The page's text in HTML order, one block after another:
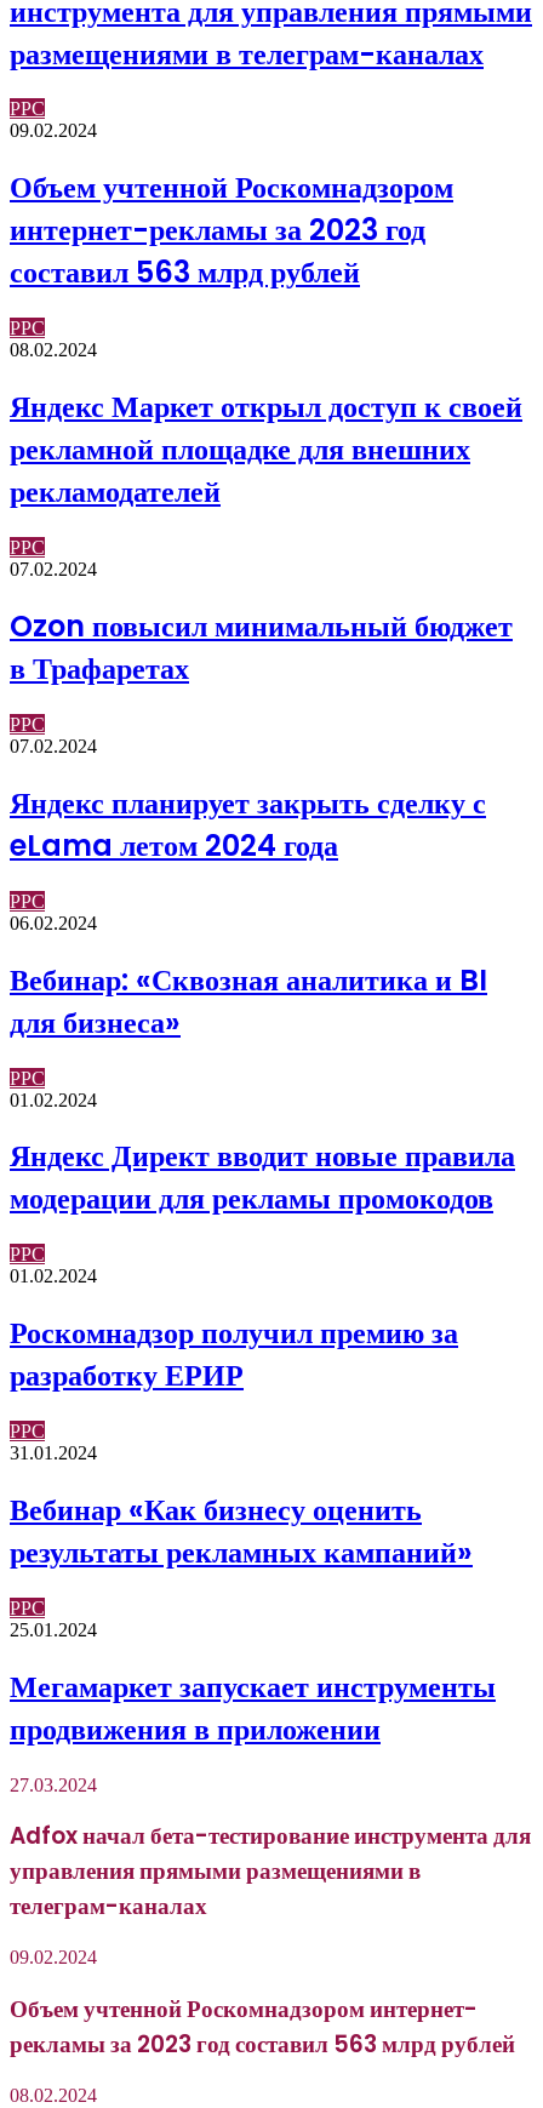
инструмента для управления прямыми
размещениями в телеграм-каналах
PPC
09.02.2024
Объем учтенной Роскомнадзором
интернет-рекламы за 2023 год
составил 563 млрд рублей
PPC
08.02.2024
Яндекс Маркет открыл доступ к своей
рекламной площадке для внешних
рекламодателей
PPC
07.02.2024
Ozon повысил минимальный бюджет
в Трафаретах
PPC
07.02.2024
Яндекс планирует закрыть сделку с
eLama летом 2024 года
PPC
06.02.2024
Вебинар: «Сквозная аналитика и BI
для бизнеса»
PPC
01.02.2024
Яндекс Директ вводит новые правила
модерации для рекламы промокодов
PPC
01.02.2024
Роскомнадзор получил премию за
разработку ЕРИР
PPC
31.01.2024
Вебинар «Как бизнесу оценить
результаты рекламных кампаний»
PPC
25.01.2024
Мегамаркет запускает инструменты
продвижения в приложении
27.03.2024
Adfox начал бета-тестирование инструмента для
управления прямыми размещениями в
телеграм-каналах
09.02.2024
Объем учтенной Роскомнадзором интернет-
рекламы за 2023 год составил 563 млрд рублей
08.02.2024